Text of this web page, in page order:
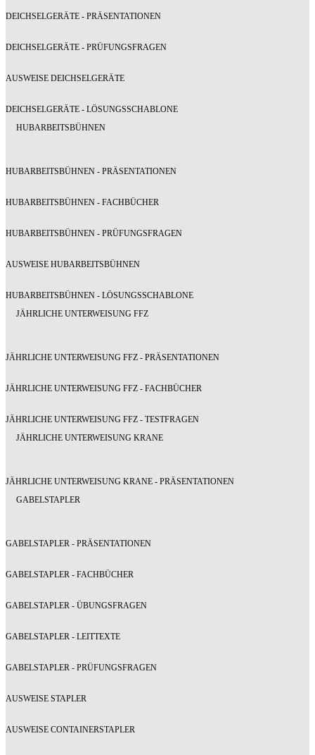
DEICHSELGERÄTE - PRÄSENTATIONEN
DEICHSELGERÄTE - PRÜFUNGSFRAGEN
AUSWEISE DEICHSELGERÄTE
DEICHSELGERÄTE - LÖSUNGSSCHABLONE
HUBARBEITSBÜHNEN
HUBARBEITSBÜHNEN - PRÄSENTATIONEN
HUBARBEITSBÜHNEN - FACHBÜCHER
HUBARBEITSBÜHNEN - PRÜFUNGSFRAGEN
AUSWEISE HUBARBEITSBÜHNEN
HUBARBEITSBÜHNEN - LÖSUNGSSCHABLONE
JÄHRLICHE UNTERWEISUNG FFZ
JÄHRLICHE UNTERWEISUNG FFZ - PRÄSENTATIONEN
JÄHRLICHE UNTERWEISUNG FFZ - FACHBÜCHER
JÄHRLICHE UNTERWEISUNG FFZ - TESTFRAGEN
JÄHRLICHE UNTERWEISUNG KRANE
JÄHRLICHE UNTERWEISUNG KRANE - PRÄSENTATIONEN
GABELSTAPLER
GABELSTAPLER - PRÄSENTATIONEN
GABELSTAPLER - FACHBÜCHER
GABELSTAPLER - ÜBUNGSFRAGEN
GABELSTAPLER - LEITTEXTE
GABELSTAPLER - PRÜFUNGSFRAGEN
AUSWEISE STAPLER
AUSWEISE CONTAINERSTAPLER